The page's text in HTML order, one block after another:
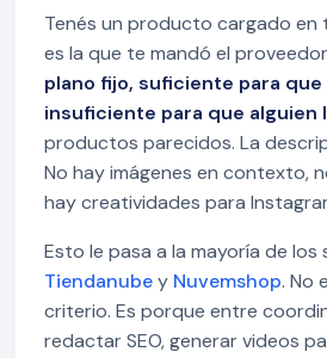
Tenés un producto cargado en
es la que te mandó el
plano fijo, suficiente para que
insuficiente para que alguien
productos parecidos. La
No hay imágenes en contexto,
hay creatividades para
Esto le pasa a la mayoría de los
Tiendanubey Nuvemshop. No
criterio. Es porque entre
redactar SEO, generar videos